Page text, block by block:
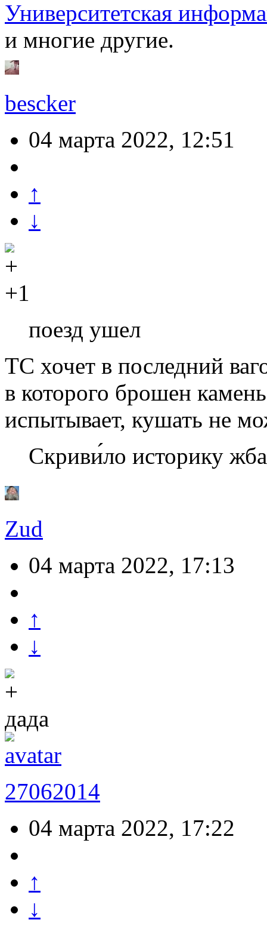
Университетская
и многие другие.
bescker
04 марта 2022, 12:51
↑
↓
+1
поезд ушел
ТС хочет в последний
в которого брошен
испытывает, кушать не
Скриви́ло историку
Zud
04 марта 2022, 17:13
↑
↓
дада
27062014
04 марта 2022, 17:22
↑
↓